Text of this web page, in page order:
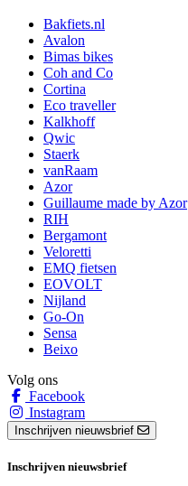
Bakfiets.nl
Avalon
Bimas bikes
Coh and Co
Cortina
Eco traveller
Kalkhoff
Qwic
Staerk
vanRaam
Azor
Guillaume made by Azor
RIH
Bergamont
Veloretti
EMQ fietsen
EOVOLT
Nijland
Go-On
Sensa
Beixo
Volg ons
Facebook
Instagram
Inschrijven nieuwsbrief
Inschrijven nieuwsbrief